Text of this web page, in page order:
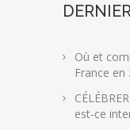
Où et
France en
est-ce